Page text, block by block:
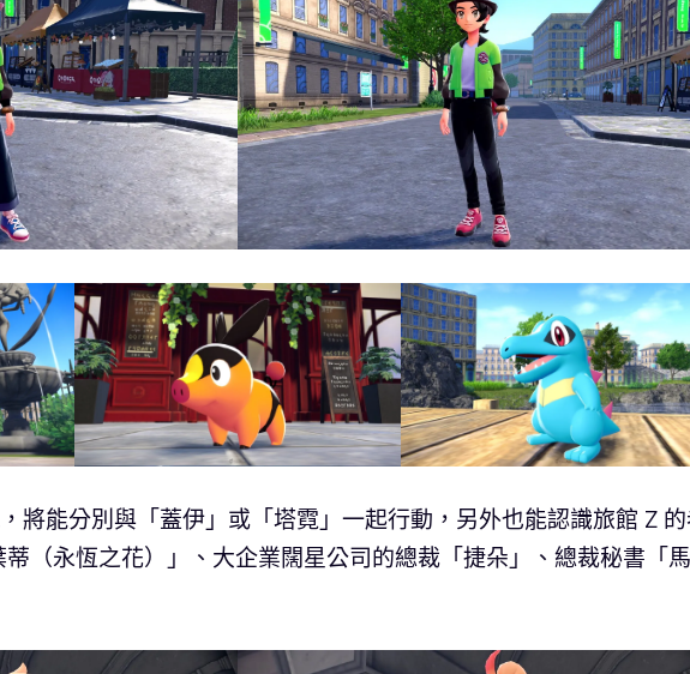
將能分別與「蓋伊」或「塔霓」一起行動，另外也能認識旅館 Z
（永恆之花）」、大企業闊星公司的總裁「捷朵」、總裁秘書「